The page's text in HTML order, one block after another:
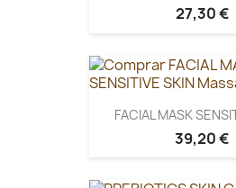
27,30 €
FACIAL MASK
39,20 €